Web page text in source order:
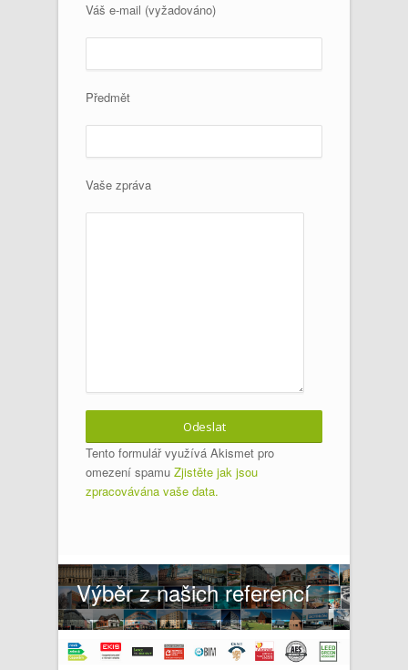
Váš e-mail (vyžadováno)
Předmět
Vaše zpráva
Tento formulář využívá Akismet pro
omezení spamu Zjistěte jak jsou
zpracovávána vaše data.
Výběr z našich referencí